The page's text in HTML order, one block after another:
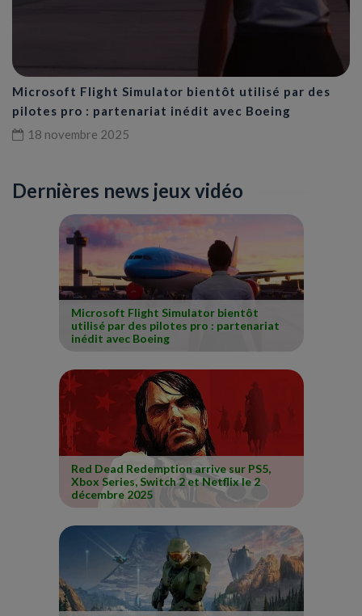
Microsoft Flight Simulator bientôt utilisé par des
pilotes pro : partenariat inédit avec Boeing
18 novembre 2025
Dernières news jeux vidéo
Microsoft Flight Simulator bientôt
utilisé par des pilotes pro : partenariat
inédit avec Boeing
Red Dead Redemption arrive sur PS5,
Xbox Series, Switch 2 et Netflix le 2
décembre 2025